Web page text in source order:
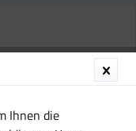
Ihnen die